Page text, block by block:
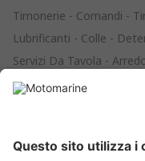
Timonerie - Comandi -
Lubrificanti - Colle -
Servizi Da Tavola -
Distribuzione
Supporto